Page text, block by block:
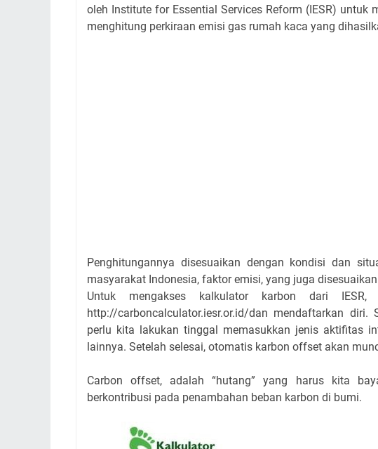
oleh Institute for Essential Services Reform (IESR)
menghitung perkiraan emisi gas rumah kaca yang
Penghitungannya disesuaikan dengan kondisi dan
masyarakat Indonesia, faktor emisi, yang juga
Untuk mengakses kalkulator karbon dari
http://carboncalculator.iesr.or.id/dan mendaftarkan
perlu kita lakukan tinggal memasukkan jenis aktifitas
lainnya. Setelah selesai, otomatis karbon offset akan
Carbon offset, adalah “hutang” yang harus kita
berkontribusi pada penambahan beban karbon di bumi.